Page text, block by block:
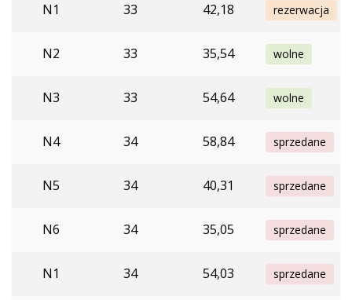
N1 33 42,18 rezerwacja
N2 33 35,54 wolne
N3 33 54,64 wolne
N4 34 58,84 sprzedane
N5 34 40,31 sprzedane
N6 34 35,05 sprzedane
N1 34 54,03 sprzedane